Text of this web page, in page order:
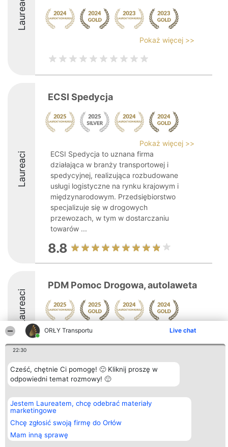
ORŁY Transportu Live chat
22:30
Cześć, chętnie Ci pomogę! 🙂 Kliknij proszę w
odpowiedni temat rozmowy! 🙂
Jestem Laureatem, chcę odebrać materiały
marketingowe
Chcę zgłosić swoją firmę do Orłów
Mam inną sprawę
Laureaci
Pokaż więcej >>
Laureaci
ECSI Spedycja
Pokaż więcej >>
ECSI Spedycja to uznana firma
działająca w branży transportowej i
spedycyjnej, realizująca rozbudowane
usługi logistyczne na rynku krajowym i
międzynarodowym. Przedsiębiorstwo
specjalizuje się w drogowych
przewozach, w tym w dostarczaniu
towarów ...
8.8
Laureaci
PDM Pomoc Drogowa, autolaweta
10
Organizator plebiscytu
Bright Side Solutions sp. z o.
o. sp. k.
Wrocław 50-079
KRS 0000749100 | Regon
381313360 | NIP 8943132676
+48 508 492 400
Plebiscyt
Laureaci
Lista
Laureatów
Polityka
Kontakt